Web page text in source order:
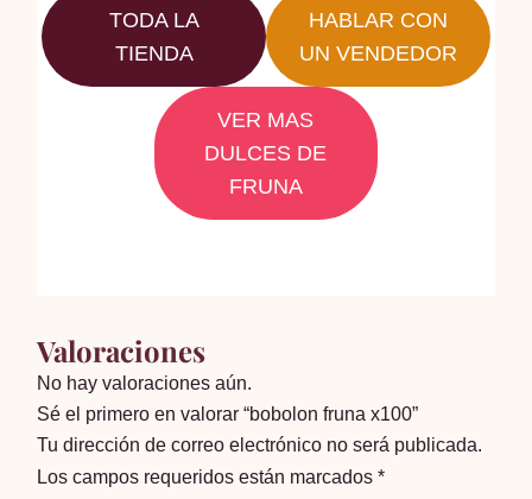
TODA LA
TIENDA
HABLAR CON
UN VENDEDOR
VER MAS
DULCES DE
FRUNA
Valoraciones
No hay valoraciones aún.
Sé el primero en valorar “bobolon fruna x100”
Tu dirección de correo electrónico no será publicada.
Los campos requeridos están marcados*